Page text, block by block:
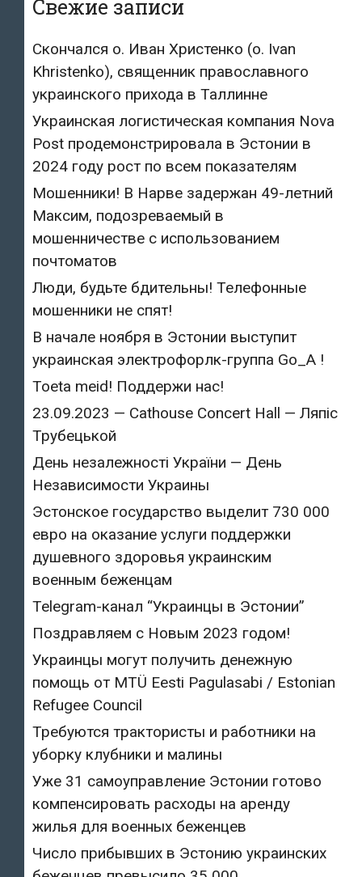
Свежие записи
Скончался о. Иван Христенко (о. Ivan
Khristenko), священник православного
украинского прихода в Таллинне
Украинская логистическая компания Nova
Post продемонстрировала в Эстонии в
2024 году рост по всем показателям
Мошенники! В Нарве задержан 49-летний
Максим, подозреваемый в
мошенничестве с использованием
почтоматов
Люди, будьте бдительны! Телефонные
мошенники не спят!
В начале ноября в Эстонии выступит
украинская электрофорлк-группа Go_A !
Toeta meid! Поддержи нас!
23.09.2023 — Cathouse Concert Hall — Ляпіс
Трубецькой
День незалежності України — День
Независимости Украины
Эстонское государство выделит 730 000
евро на оказание услуги поддержки
душевного здоровья украинским
военным беженцам
Telegram-канал “Украинцы в Эстонии”
Поздравляем с Новым 2023 годом!
Украинцы могут получить денежную
помощь от MTÜ Eesti Pagulasabi / Estonian
Refugee Council
Требуются трактористы и работники на
уборку клубники и малины
Уже 31 самоуправление Эстонии готово
компенсировать расходы на аренду
жилья для военных беженцев
Число прибывших в Эстонию украинских